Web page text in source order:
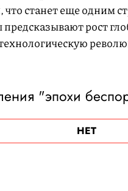
станет еще одним
рост
"эпохи
НЕТ